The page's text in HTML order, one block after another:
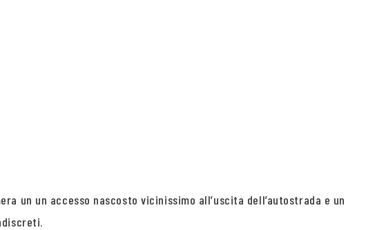
un un accesso nascosto vicinissimo all’uscita dell’autostrada e un